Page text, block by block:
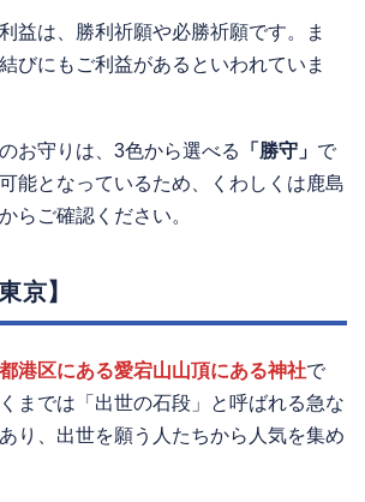
益は、勝利祈願や必勝祈願です。ま
びにもご利益があるといわれていま
お守りは、3色から選べる 「勝守」 で
能となっているため、くわしくは鹿島
らご確認ください。
京】
港区にある愛宕山山頂にある神社で
までは「出世の石段」と呼ばれる急な
り、出世を願う人たちから人気を集め